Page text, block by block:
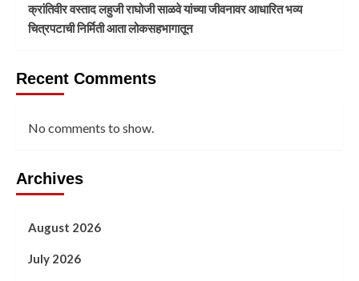
क्रांतिवीर वस्ताद लहुजी राघोजी साळवे यांच्या जीवनावर आधारित भव्य
चित्रपटाची निर्मिती आता लोकसहभागातून
Recent Comments
No comments to show.
Archives
August 2026
July 2026